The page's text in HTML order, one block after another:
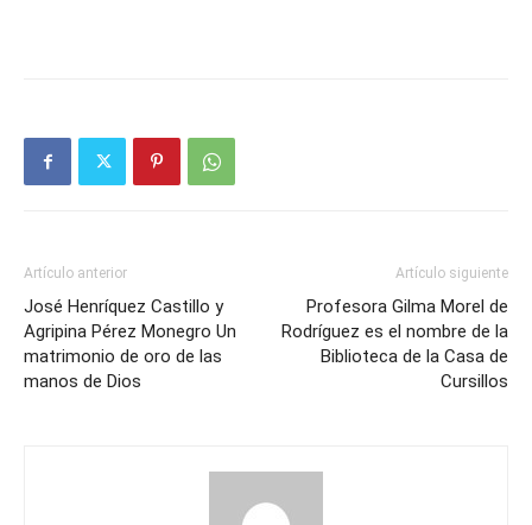
Artículo anterior
José Henríquez Castillo y
Agripina Pérez Monegro Un
matrimonio de oro de las
manos de Dios
Artículo siguiente
Profesora Gilma Morel de
Rodríguez es el nombre de la
Biblioteca de la Casa de
Cursillos